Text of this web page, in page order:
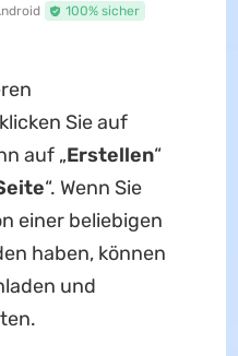
100% sicher
Sie auf
auf „Erstellen“
“. Wenn Sie
einer beliebigen
haben, können
und